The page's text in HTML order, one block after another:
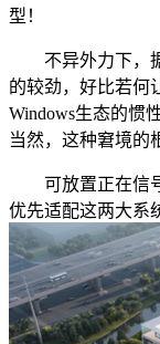
型！
不异外力下，据
的较劲，好比若何
Windows生态的惯
当然，这种窘境的
可放置正在信号
优先适配这两大系